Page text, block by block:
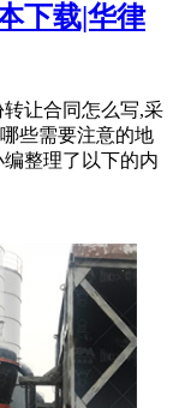
下载|华律
让合同怎么写,采
些需要注意的地
整理了以下的内